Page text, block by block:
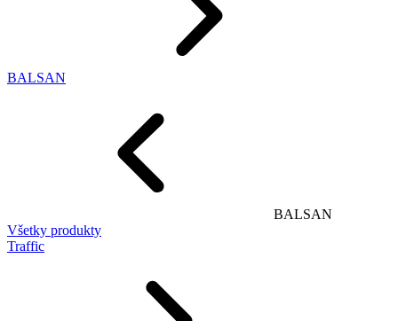
BALSAN
BALSAN
Všetky produkty
Traffic